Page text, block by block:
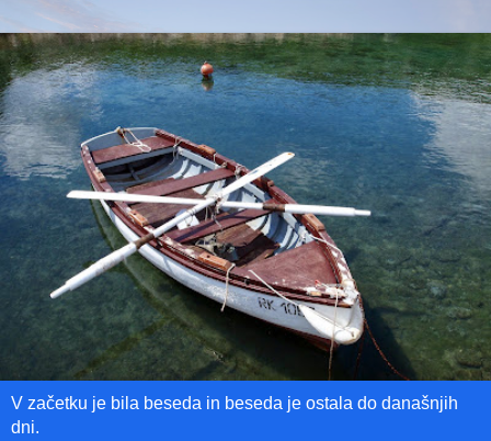
V začetku je bila beseda in beseda je ostala do današnjih
dni.